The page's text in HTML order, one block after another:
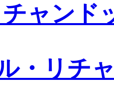
ャンド
・リチ